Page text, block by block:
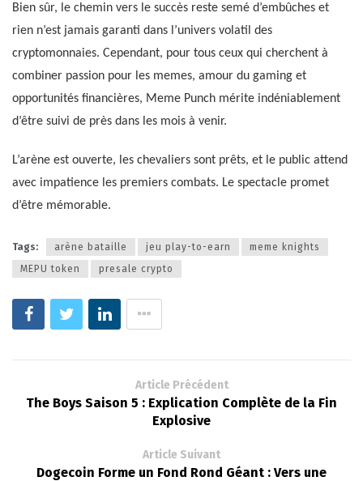
Bien sûr, le chemin vers le succès reste semé d’embûches et
rien n’est jamais garanti dans l’univers volatil des
cryptomonnaies. Cependant, pour tous ceux qui cherchent à
combiner passion pour les memes, amour du gaming et
opportunités financières, Meme Punch mérite indéniablement
d’être suivi de près dans les mois à venir.
L’arène est ouverte, les chevaliers sont prêts, et le public attend
avec impatience les premiers combats. Le spectacle promet
d’être mémorable.
Tags: arène bataille jeu play-to-earn
meme knights
MEPU token
presale crypto
Article Précédent
The Boys Saison 5 : Explication Complète de la Fin
Explosive
Article Suivant
Dogecoin Forme un Fond Rond Géant : Vers une